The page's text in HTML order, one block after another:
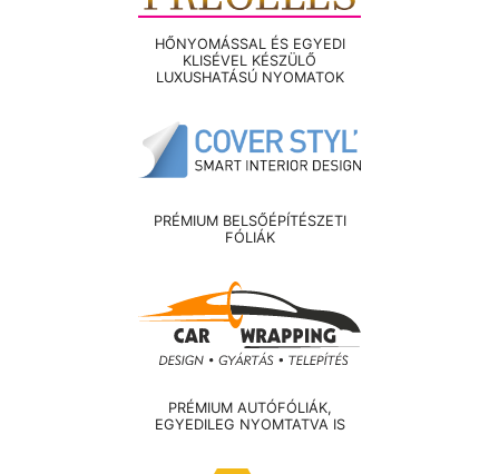
HŐNYOMÁSSAL ÉS EGYEDI
KLISÉVEL KÉSZÜLŐ
LUXUSHATÁSÚ NYOMATOK
PRÉMIUM BELSŐÉPÍTÉSZETI
FÓLIÁK
PRÉMIUM AUTÓFÓLIÁK,
EGYEDILEG NYOMTATVA IS